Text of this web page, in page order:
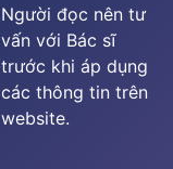
Người đọc nên tư
vấn với Bác sĩ
trước khi áp dụng
các thông tin trên
website.